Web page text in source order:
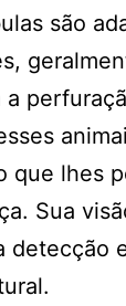
são
que lhes
Sua
detecção